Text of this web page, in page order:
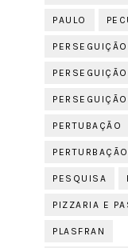
PAULO
PERTUBAÇÃO
PESQUISA
PIZZARIA E
PLASFRAN